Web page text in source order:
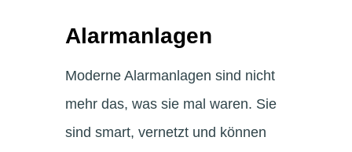
Alarmanlagen
Moderne Alarmanlagen sind nicht
mehr das, was sie mal waren. Sie
sind smart, vernetzt und können